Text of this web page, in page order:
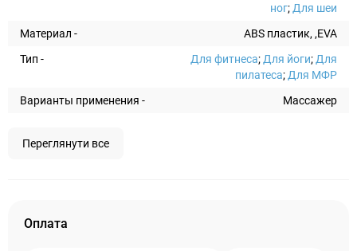
ног; Для шеи
Материал -
ABS пластик, ,EVA
Тип -
Для фитнеса; Для йоги; Для
пилатеса; Для МФР
Варианты применения -
Массажер
Переглянути все
Оплата